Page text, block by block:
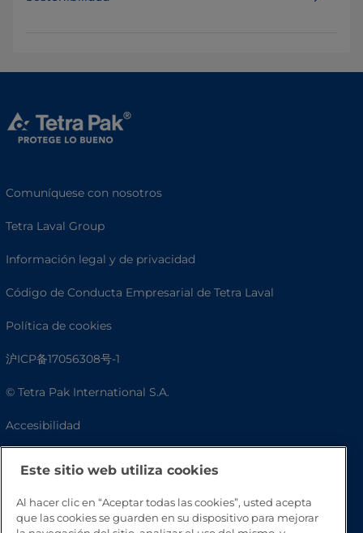
Comuníquese con nosotros
Tetra Laval Group
Información legal y de privacidad
Código de Conducta Empresarial de Tetra Laval
Política de cookies
沪ICP备17056308号-1
© Tetra Pak International S.A.
Accesibilidad
Este sitio web utiliza cookies
Al hacer clic en “Aceptar todas las cookies”, usted acepta
que las cookies se guarden en su dispositivo para mejorar